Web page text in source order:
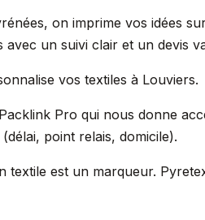
on imprime vos idées
un suivi clair et un devis
vos textiles à Louviers.
Pro qui nous donne
point relais, domicile).
est un marqueur.